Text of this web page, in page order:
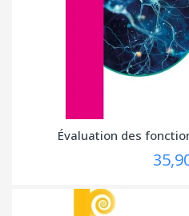
Évaluation des